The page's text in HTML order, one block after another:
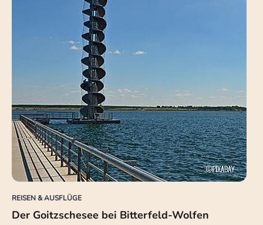
REISEN & AUSFLÜGE
Der Goitzschesee bei Bitterfeld-Wolfen